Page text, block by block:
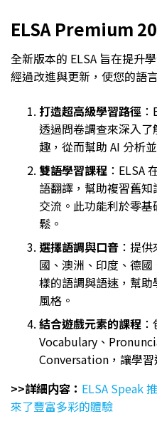
ELSA Premium
全新版本的 ELSA 旨在提升
經過改進與更新，使您的語
打造超高級學習路徑
透過問卷調查來深入
趣，從而幫助 AI 分析
雙語學習課程 ：ELSA
語翻譯，幫助複習舊
交流。此功能利於零
鬆。
選擇語調與口音 ：提
國、澳洲、印度、德
樣的語調與語速，幫
風格。
結合遊戲元素的課程
Vocabulary、
Conversation，讓學習
>>詳細内容： ELSA Speak
來了豐富多彩的體驗